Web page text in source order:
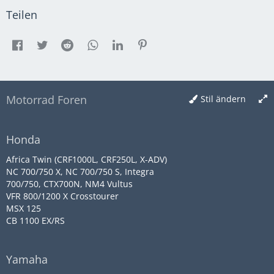
Teilen
Stil ändern
Motorrad Foren
Honda
Africa Twin (CRF1000L, CRF250L, X-ADV)
NC 700/750 X, NC 700/750 S, Integra
700/750, CTX700N, NM4 Vultus
VFR 800/1200 X Crosstourer
MSX 125
CB 1100 EX/RS
Yamaha